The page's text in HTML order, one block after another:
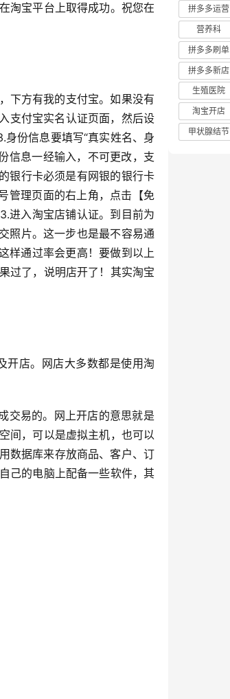
淘宝平台上取得成功。祝您在
下方有我的支付宝。如果没有
支付宝实名认证页面，然后设
份信息要填写“真实姓名、身
信息一经输入，不可更改，支
银行卡必须是有网银的银行卡
管理页面的右上角，点击【免
进入淘宝店铺认证。到目前为
照片。这一步也是最不容易通
样通过率会更高！要做到以上
过了，说明店开了！其实淘宝
开店。网店大多数都是使用淘
间，可以是虚拟主机，也可以
数据库来存放商品、客户、订
己的电脑上配备一些软件，其
拼多多运营
营养科
拼多多刷单
拼多多新店
生殖医院
淘宝开店
甲状腺结节